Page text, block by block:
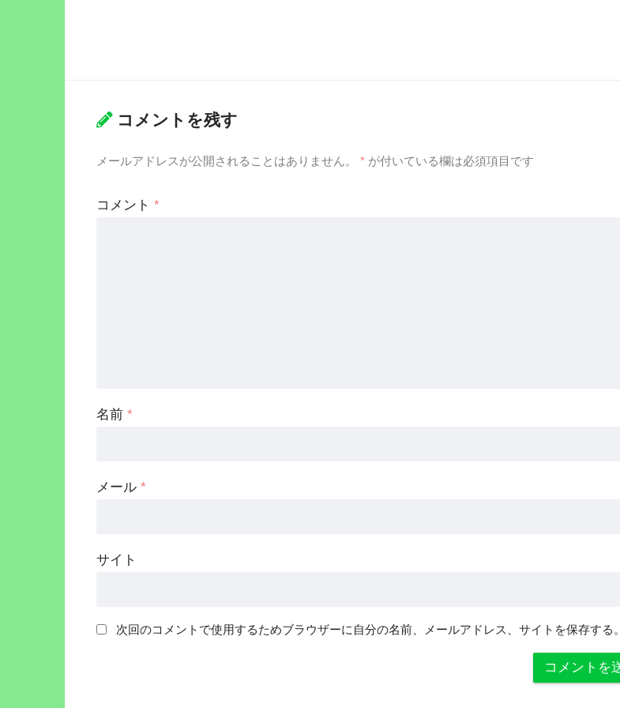
コメントを残す
メールアドレスが公開されることはありません。 * が付いている欄は必須項目です
コメント *
名前 *
メール *
サイト
次回のコメントで使用するためブラウザーに自分の名前、メールアドレス、サイトを保存する。